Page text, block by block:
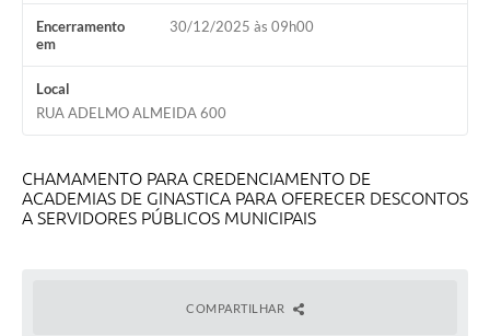
Encerramento
em
30/12/2025 às 09h00
Local
RUA ADELMO ALMEIDA 600
CHAMAMENTO PARA CREDENCIAMENTO DE
ACADEMIAS DE GINASTICA PARA OFERECER DESCONTOS
A SERVIDORES PÚBLICOS MUNICIPAIS
COMPARTILHAR